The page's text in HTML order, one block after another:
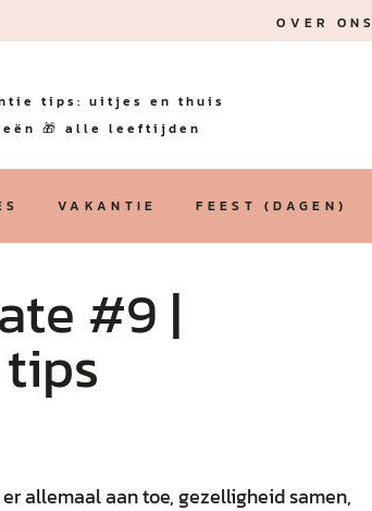
OVER ONS
tips: uitjes en thuis
🎁 alle leeftijden
VAKANTIE FEEST (DAGEN)
#9 |
allemaal aan toe, gezelligheid samen,